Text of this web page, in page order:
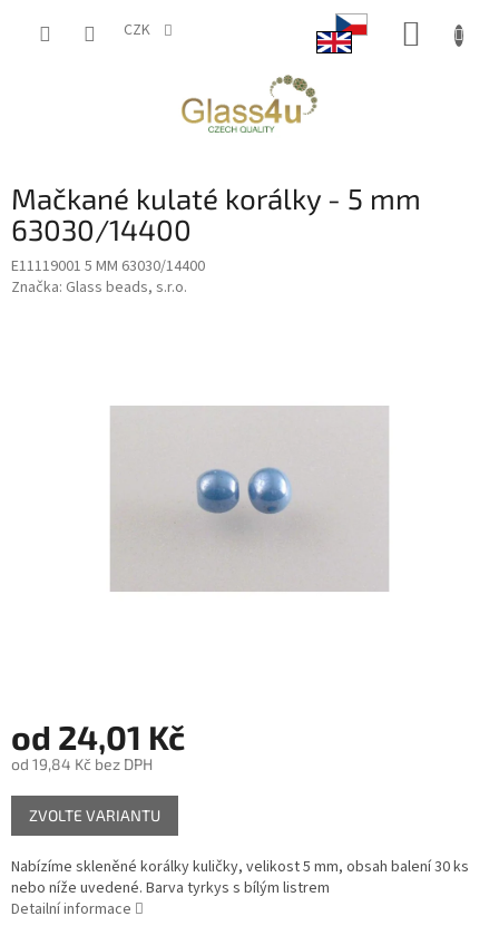
CZK
Mačkané kulaté korálky - 5 mm
63030/14400
E11119001 5 MM 63030/14400
Značka: Glass beads, s.r.o.
od 24,01 Kč
od 19,84 Kč bez DPH
Měrná
cena:
ZVOLTE VARIANTU
Nabízíme skleněné korálky kuličky, velikost 5 mm, obsah balení 30 ks
nebo níže uvedené. Barva tyrkys s bílým listrem
Detailní informace